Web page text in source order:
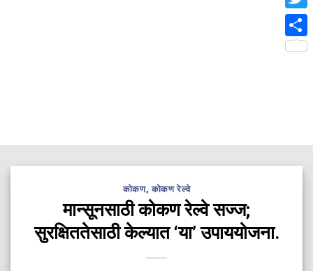
कोकण, कोकण रेल्वे
मान्सूनसाठी कोकण रेल्वे सज्ज;
सुरक्षिततेसाठी केल्यात ‘या’ उपाययोजना.